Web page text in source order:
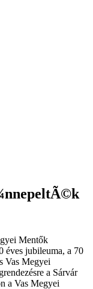
Mentők
éves jubileuma, a 70
Vas Megyei
a Sárvár
a Vas Megyei